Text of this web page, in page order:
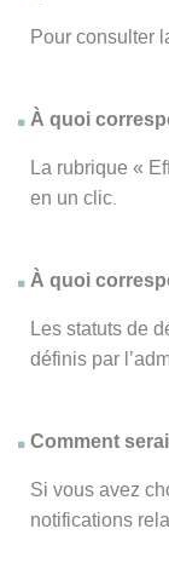
Pour consulter
À quoi
La rubrique «
en un clic
À quoi
Les statuts de
définis par
Comment
Si vous avez
notifications